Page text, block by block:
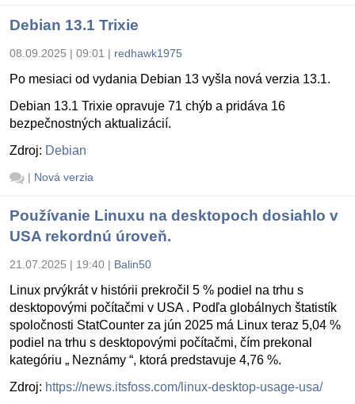
Debian 13.1 Trixie
08.09.2025 | 09:01 | redhawk1975
Po mesiaci od vydania Debian 13 vyšla nová verzia 13.1.
Debian 13.1 Trixie opravuje 71 chýb a pridáva 16
bezpečnostných aktualizácií.
Zdroj: Debian
| Nová verzia
Používanie Linuxu na desktopoch dosiahlo v
USA rekordnú úroveň.
21.07.2025 | 19:40 | Balin50
Linux prvýkrát v histórii prekročil 5 % podiel na trhu s
desktopovými počítačmi v USA . Podľa globálnych štatistík
spoločnosti StatCounter za jún 2025 má Linux teraz 5,04 %
podiel na trhu s desktopovými počítačmi, čím prekonal
kategóriu „ Neznámy “, ktorá predstavuje 4,76 %.
Zdroj: https://news.itsfoss.com/linux-desktop-usage-usa/